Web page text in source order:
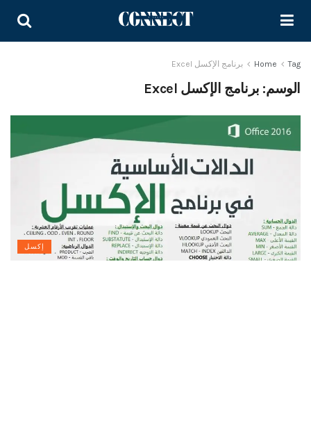
Home Tag برنامج الإكسل Excel
الوسم: برنامج الإكسل Excel
إكسل